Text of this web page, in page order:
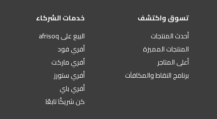
تسوق واكتشف
أحدث المنتجات
المنتجات المميزة
أعلى المتاجر
برنامج النقاط والمكافآت
خدمات الشركاء
البيع على afrisoq
أفري فود
أفري ماركت
أفري ستورز
أفري باي
كن شريكًا تابعًا